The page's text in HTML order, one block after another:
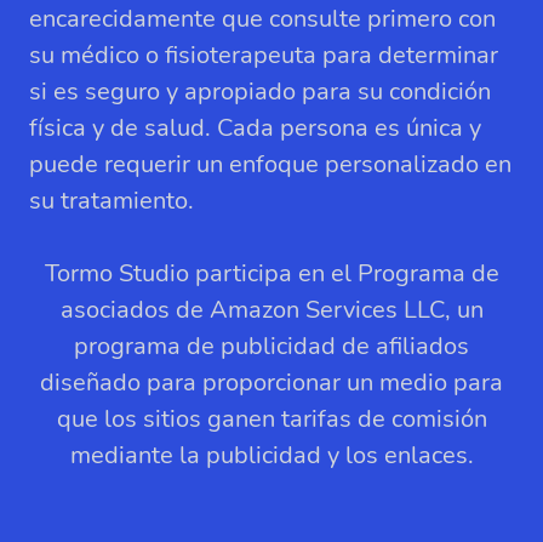
encarecidamente que consulte primero con
su médico o fisioterapeuta para determinar
si es seguro y apropiado para su condición
física y de salud. Cada persona es única y
puede requerir un enfoque personalizado en
su tratamiento.
Tormo Studio participa en el Programa de
asociados de Amazon Services LLC, un
programa de publicidad de afiliados
diseñado para proporcionar un medio para
que los sitios ganen tarifas de comisión
mediante la publicidad y los enlaces.